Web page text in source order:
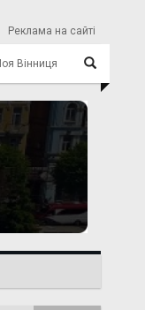
Реклама на сайті
Вінниця